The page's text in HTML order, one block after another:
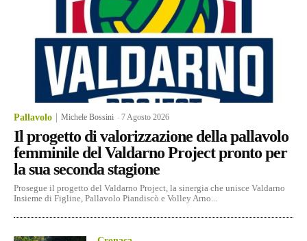
Pallavolo Michele Bossini -7 Agosto 2026
Il progetto di valorizzazione della pallavolo
femminile del Valdarno Project pronto per
la sua seconda stagione
Prosegue il progetto del Valdarno Project, la sinergia che unisce Valdarno
Insieme di Figline, Pallavolo Piandiscò e Volley Arno...